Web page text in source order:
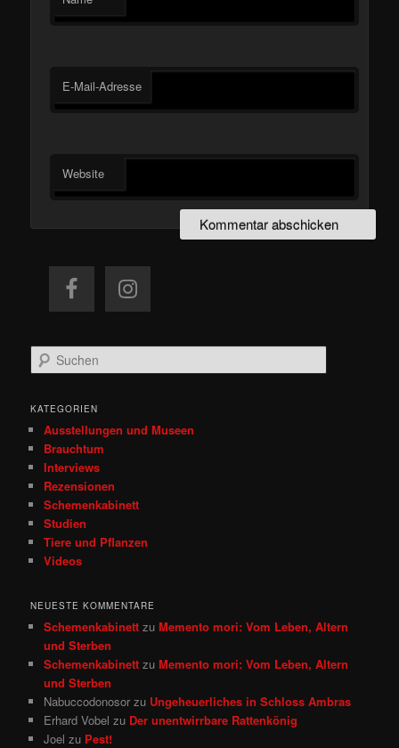
E-Mail-Adresse
Website
u
h
KATEGORIEN
Ausstellungen und Museen
Brauchtum
Interviews
Rezensionen
Schemenkabinett
Studien
Tiere und Pflanzen
Videos
NEUESTE KOMMENTARE
Schemenkabinett zuMemento mori: Vom Leben, Altern
und Sterben
Schemenkabinett zuMemento mori: Vom Leben, Altern
und Sterben
Nabuccodonosor zu Ungeheuerliches in Schloss Ambras
Erhard Vobel zu Der unentwirrbare Rattenkönig
Joel zu Pest!